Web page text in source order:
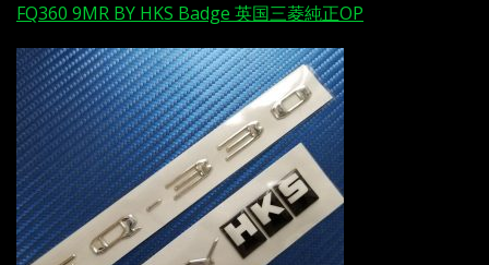
FQ360 9MR BY HKS Badge 英国三菱純正OP